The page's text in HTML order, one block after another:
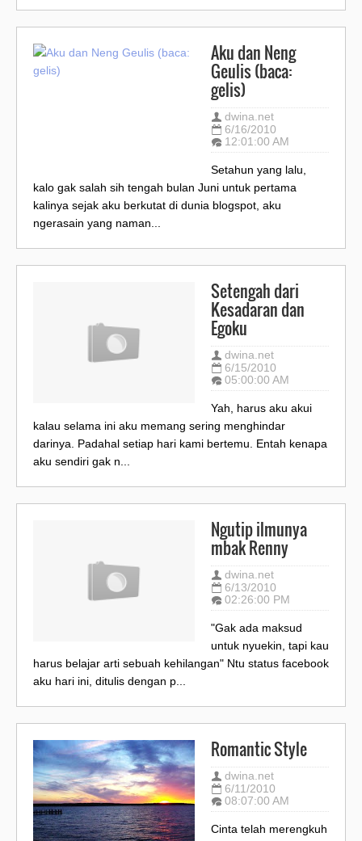
Aku dan Neng
Geulis (baca:
gelis)
dwina.net
6/16/2010
12:01:00 AM
Setahun yang lalu,
kalo gak salah sih tengah bulan Juni untuk pertama
kalinya sejak aku berkutat di dunia blogspot, aku
ngerasain yang naman...
Setengah dari
Kesadaran dan
Egoku
dwina.net
6/15/2010
05:00:00 AM
Yah, harus aku akui
kalau selama ini aku memang sering menghindar
darinya. Padahal setiap hari kami bertemu. Entah kenapa
aku sendiri gak n...
Ngutip ilmunya
mbak Renny
dwina.net
6/13/2010
02:26:00 PM
"Gak ada maksud
untuk nyuekin, tapi kau
harus belajar arti sebuah kehilangan" Ntu status facebook
aku hari ini, ditulis dengan p...
Romantic Style
dwina.net
6/11/2010
08:07:00 AM
Cinta telah merengkuh